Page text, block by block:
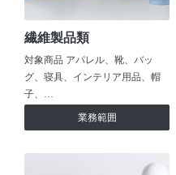
繊維製品類
対象商品 アパレル、靴、バッ
グ、寝具、インテリア用品、帽
子、…
業務範囲